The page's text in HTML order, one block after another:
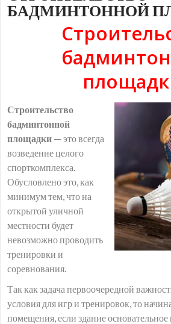
БАДМИНТОННОЙ
Строительство
бадминтонной
площадки — это всегда
возведение целого
спорткомплекса.
Обусловлено это, как
минимум тем, что на
открытой уличной
местности будет
невозможно проводить
тренировки и
соревнования.
Так как задача первоочередной
условия для игр и тренировок, то
помещения, если здание основательное